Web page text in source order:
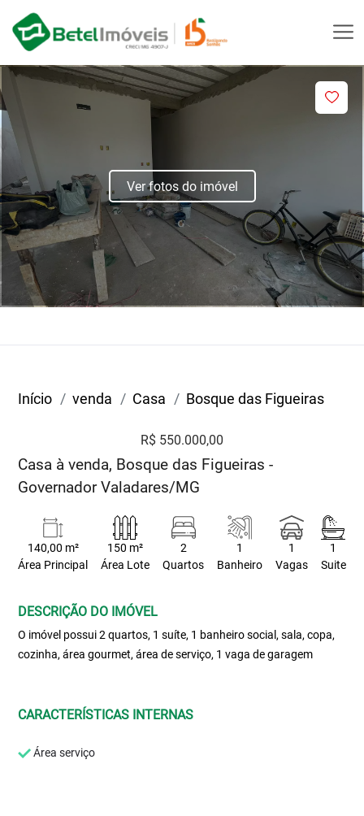
Ver fotos do imóvel
Início venda Casa Bosque das Figueiras
R$ 550.000,00
Casa à venda, Bosque das Figueiras -
Governador Valadares/MG
140,00 m²
Área Principal
150 m²
Área Lote
2
Quartos
1
Banheiro
1
Vagas
1
Suite
DESCRIÇÃO DO IMÓVEL
O imóvel possui 2 quartos, 1 suíte, 1 banheiro social, sala, copa,
cozinha, área gourmet, área de serviço, 1 vaga de garagem
CARACTERÍSTICAS INTERNAS
Área serviço